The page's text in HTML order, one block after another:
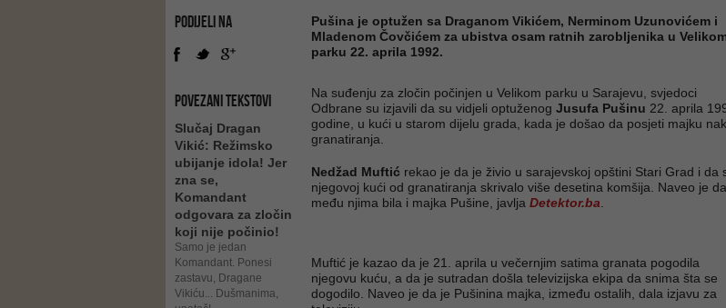
PODIJELI NA
POVEZANI TEKSTOVI
Slučaj Dragan
Vikić: Režimsko
ubijanje idola! Jer
zna se,
Komandant
odgovara za zločin
koji nije počinio!
Samo je jedan
Komandant. Ponesi
zastavu, Dragane
Vikiću... Dušmanima,
Pušina je optužen sa Draganom Vikićem, Nerminom Uzunovićem i
Mladenom Čovčićem za ubistva osam ratnih zarobljenika u
parku 22. aprila 1992.
Na suđenju za zločin počinjen u Velikom parku u Sarajevu, svjedoci
Odbrane su izjavili da su vidjeli optuženog Jusufa Pušinu 22. aprila
godine, u kući u starom dijelu grada, kada je došao da posjeti majku
granatiranja.
Nedžad Muftić rekao je da je živio u sarajevskoj opštini Stari Grad i da
njegovoj kući od granatiranja skrivalo više desetina komšija. Naveo je
među njima bila i majka Pušine, javlja Detektor.ba
Muftić je kazao da je 21. aprila u večernjim satima granata pogodila
njegovu kuću, a da je sutradan došla televizijska ekipa da snima šta se
dogodilo. Naveo je da je Pušinina majka, između ostalih, dala izjavu za